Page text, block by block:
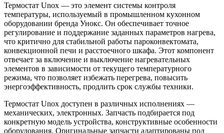
Термостат Unox — это элемент системы контроля
температуры, используемый в промышленном кухонном
оборудовании бренда Унокс. Он обеспечивает точное
регулирование и поддержание заданных параметров нагрева,
что критично для стабильной работы пароконвектомата,
конвекционной печи и расстоечного шкафа. Этот компонент
отвечает за включение и выключение нагревательных
элементов в зависимости от текущего температурного
режима, что позволяет избежать перегрева, повысить
энергоэффективность, продлить срок службы техники.
Термостат Unox доступен в различных исполнениях —
механических, электронных. Запчасть подбирается под
конкретную модель устройства, конструктивные особенности
оборудования. Оригинальные запчасти адаптированы под